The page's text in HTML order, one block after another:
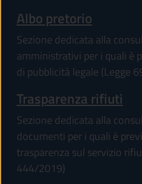
Albo pretorio
Sezione dedicata alla
amministrativi per i quali è
di pubblicità legale (Legge
Trasparenza rifiuti
Sezione dedicata alla
documenti per i quali è
trasparenza sul servizio
444/2019)